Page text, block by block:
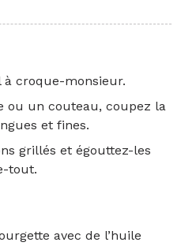
à croque-monsieur.
ou un couteau, coupez la
et fines.
grillés et égouttez-les
tout.
avec de l’huile